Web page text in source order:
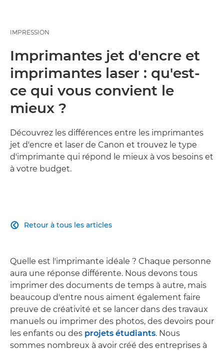
IMPRESSION
Imprimantes jet d'encre et
imprimantes laser : qu'est-
ce qui vous convient le
mieux ?
Découvrez les différences entre les imprimantes
jet d'encre et laser de Canon et trouvez le type
d'imprimante qui répond le mieux à vos besoins et
à votre budget.
Retour à tous les articles

Quelle est l'imprimante idéale ? Chaque personne
aura une réponse différente. Nous devons tous
imprimer des documents de temps à autre, mais
beaucoup d'entre nous aiment également faire
preuve de créativité et se lancer dans des travaux
manuels ou imprimer des photos, des devoirs pour
les enfants ou des projets étudiants. Nous
sommes nombreux à avoir créé des entreprises à